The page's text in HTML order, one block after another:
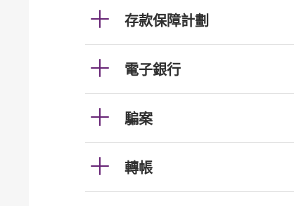
存款保障計劃
電子銀行
騙案
轉帳